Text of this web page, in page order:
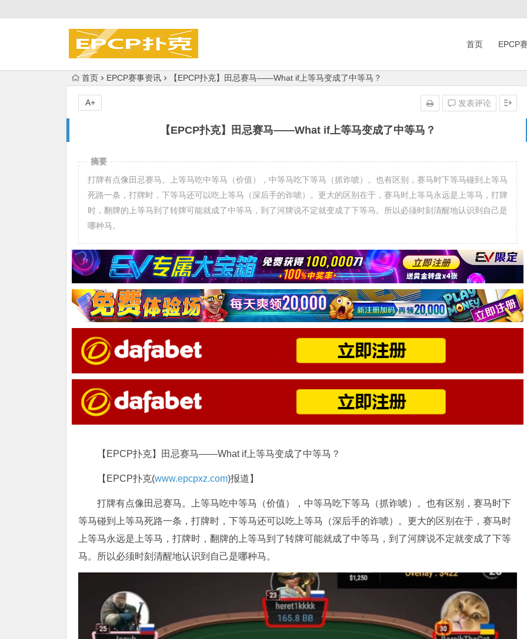
首页 EPCP
首页 EPCP赛事资讯 【EPCP扑克】田忌赛马——What if上等马变成了中等马？
【EPCP扑克】田忌赛马——What if上等马变成了中等马？
发表评论
A+
摘要
打牌有点像田忌赛马。上等马吃中等马（价值），中等马吃下等马（抓诈唬）。也有区别，赛马时下等马碰到上等马
死路一条，打牌时，下等马还可以吃上等马（深后手的诈唬）。更大的区别在于，赛马时上等马永远是上等马，打牌
时，翻牌的上等马到了转牌可能就成了中等马，到了河牌说不定就变成了下等马。所以必须时刻清醒地认识到自己是
哪种马。
【EPCP扑克】田忌赛马——What if上等马变成了中等马？
【EPCP扑克(www.epcpxz.com)报道】
打牌有点像田忌赛马。上等马吃中等马（价值），中等马吃下等马（抓诈唬）。也有区别，赛马时下
等马碰到上等马死路一条，打牌时，下等马还可以吃上等马（深后手的诈唬）。更大的区别在于，赛马时
上等马永远是上等马，打牌时，翻牌的上等马到了转牌可能就成了中等马，到了河牌说不定就变成了下等
马。所以必须时刻清醒地认识到自己是哪种马。